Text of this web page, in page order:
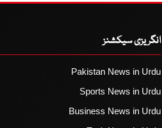
انگریزی سیکشنز
Pakistan News in Urdu
Sports News in Urdu
Business News in Urdu